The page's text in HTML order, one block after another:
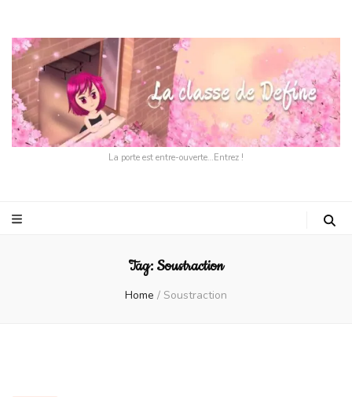
La porte est entre-ouverte…Entrez !
Tag: Soustraction
Home / Soustraction